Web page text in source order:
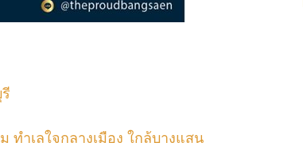
ทำเลใจกลางเมือง ใกล้บางแสน